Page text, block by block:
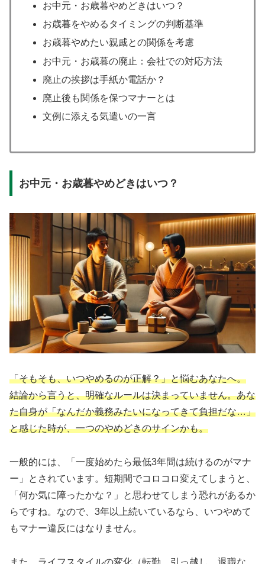
お中元・お歳暮やめどきはいつ？
お歳暮をやめるタイミングの判断基準
お歳暮やめたい親戚との関係を考慮
お中元・お歳暮の廃止：会社での対応方法
廃止の挨拶は手紙か電話か？
廃止後も関係を保つマナーとは
文例に添える気遣いの一言
お中元・お歳暮やめどきはいつ？
「そもそも、いつやめるのが正解？」と悩むあなたへ。
結論から言うと、明確なルールは決まっていません。あな
た自身が「なんだか義務みたいになってきて負担だな…」
と感じた時が、一つのやめどきのサインかも。
一般的には、「一度始めたら最低3年間は続けるのがマナ
ー」とされています。短期間でコロコロ変えてしまうと、
「何か気に障ったかな？」と思わせてしまう恐れがあるか
らですね。なので、3年以上続いているなら、いつやめて
もマナー違反にはなりません。
また、ライフスタイルの変化（転勤、引っ越し、退職な